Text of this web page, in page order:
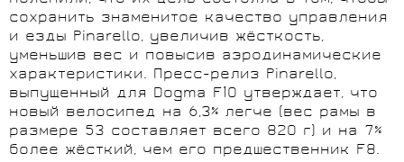
сохранить знаменитое качество управления
и езды Pinarello, увеличив жёсткость,
уменьшив вес и повысив аэродинамические
характеристики. Пресс-релиз Pinarello,
выпущенный для Dogma F10 утверждает, что
новый велосипед на 6,3% легче (вес рамы в
размере 53 составляет всего 820 г) и на 7%
более жёсткий, чем его предшественник F8.